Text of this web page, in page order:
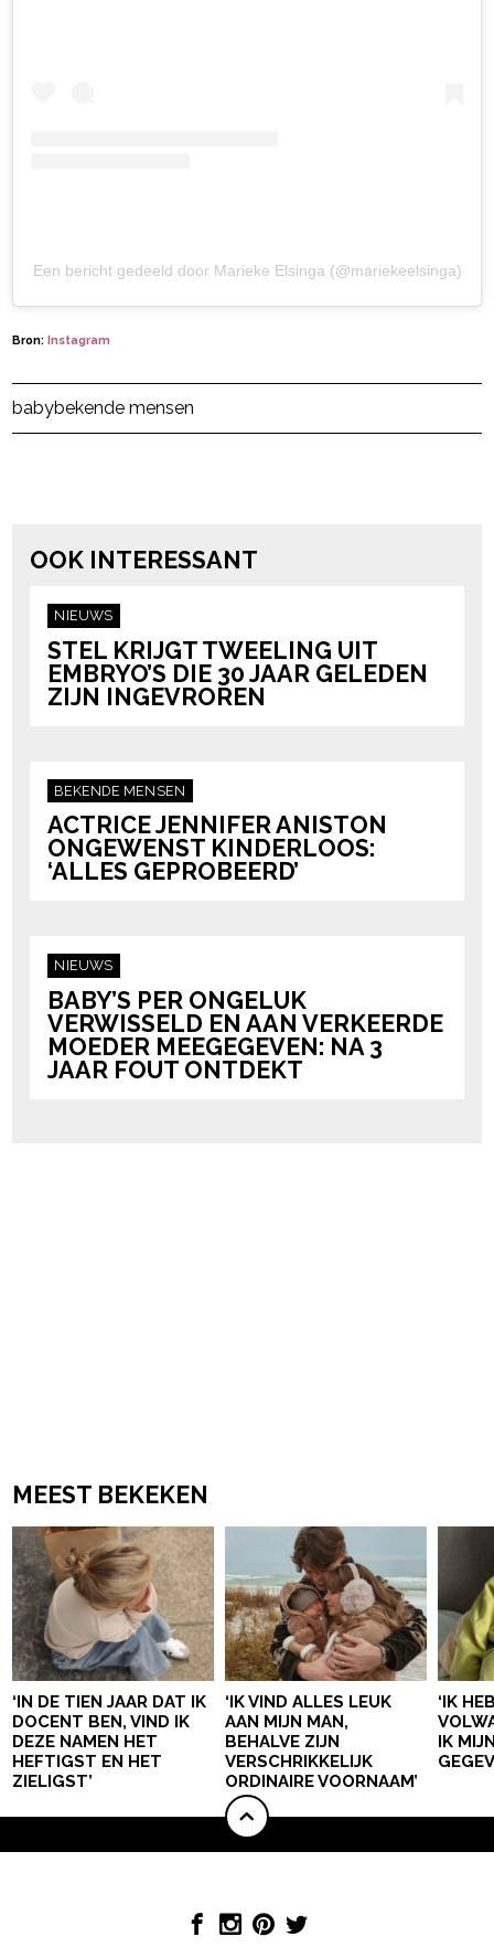
Een bericht gedeeld door Marieke Elsinga (@mariekeelsinga)
Bron:Instagram
Post Views: 27
babybekende mensen
OOK INTERESSANT
NIEUWS
STEL KRIJGT TWEELING UIT
EMBRYO’S DIE 30 JAAR GELEDEN
ZIJN INGEVROREN
BEKENDE MENSEN
ACTRICE JENNIFER ANISTON
ONGEWENST KINDERLOOS:
‘ALLES GEPROBEERD’
NIEUWS
BABY’S PER ONGELUK
VERWISSELD EN AAN VERKEERDE
MOEDER MEEGEGEVEN: NA 3
JAAR FOUT ONTDEKT
MEEST BEKEKEN
‘IN DE TIEN JAAR DAT IK
DOCENT BEN, VIND IK
DEZE NAMEN HET
HEFTIGST EN HET
ZIELIGST’
‘IK VIND ALLES LEUK
AAN MIJN MAN,
BEHALVE ZIJN
VERSCHRIKKELIJK
ORDINAIRE VOORNAAM’
‘IK
IK